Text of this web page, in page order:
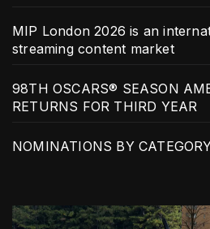
MIP London 2026 is an
streaming content market
98TH OSCARS® SEASON
RETURNS FOR THIRD YEAR
NOMINATIONS BY